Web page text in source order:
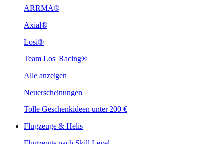
ARRMA®
Axial®
Losi®
Team Losi Racing®
Alle anzeigen
Neuerscheinungen
Tolle Geschenkideen unter 200 €
Flugzeuge & Helis